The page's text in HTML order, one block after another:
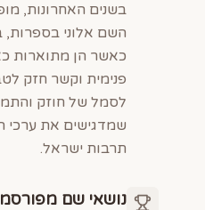
בשנים האחרונות,
השם אלוני בספרות,
כאשר הן מתוארות
פנימית וקשר חזק
לסמל של חוזק
שמדגישים את ערכי
תרבות ישראל.
נושאי שם